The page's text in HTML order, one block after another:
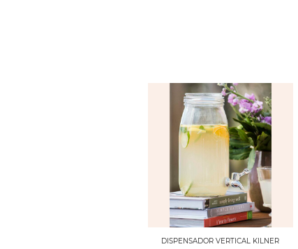
DISPENSADOR VERTICAL KILNER